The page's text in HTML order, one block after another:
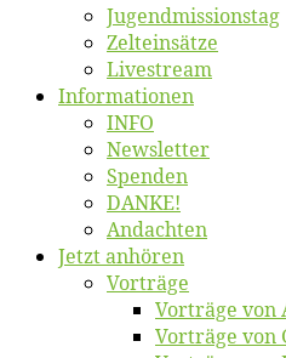
Jugend­mis­sions­tag
Zelt­ein­sät­ze
Live­stream
Informatio­nen
INFO
News­let­ter
Spen­den
DANKE!
An­dach­ten
Jetzt an­hö­ren
Vor­trä­ge
Vor­trä­ge von
Vor­trä­ge von